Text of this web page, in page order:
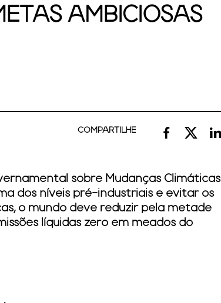
AMBICIOSAS
COMPARTILHE
sobre Mudanças Climáticas
dos níveis pré-industriais e evitar os
o mundo deve reduzir pela metade
líquidas zero em meados do